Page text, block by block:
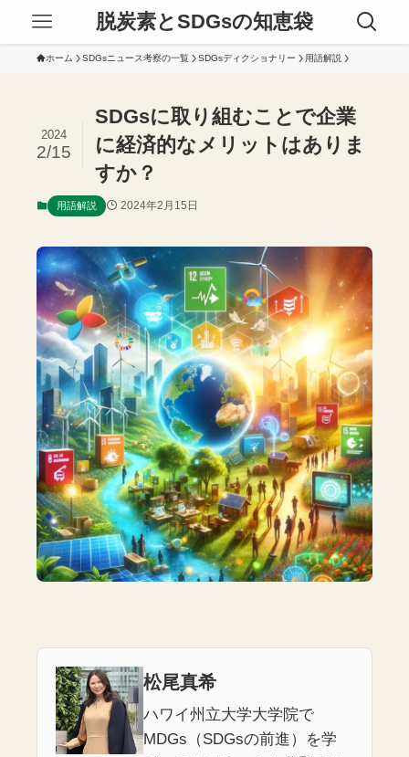
脱炭素とSDGsの知恵袋
ホーム SDGsニュース考察の一覧 SDGsディクショナリー 用語解説
SDGsに取り組むことで企業
に経済的なメリットはありま
すか？
2024
2/15
用語解説 2024年2月15日
松尾真希
ハワイ州立大学大学院で
MDGs（SDGsの前進）を学